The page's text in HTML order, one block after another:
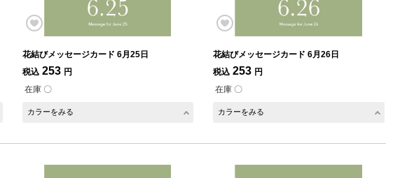
花結びメッセージカード 6月25日
税込 253 円
在庫 〇
カラーをみる
花結びメッセージカード 6月26日
税込 253 円
在庫 〇
カラーをみる